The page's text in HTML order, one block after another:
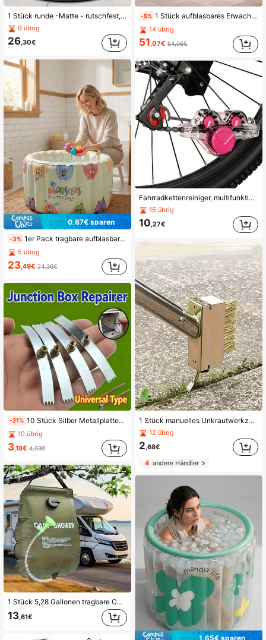
1 Stück runde -Matte - rutschfest, wasserdichter Boden, wiederverwendbar und waschbar, Outdoor-Pool-Schutzmatte, geeignet für oberirdische Pools, -Zubehör, Abdeckung für oberirdische Schwimmbäder
9 übrig
26,30€
0,87€ sparen
-3% 1er Pack tragbare aufblasbare Badewanne für Erwachsene mit Fußpumpe einfach aufzublasen und zu entleeren, perfekt für Heim-Spas, heiße/kalte Bäder, faltbar für einfache Aufbewahrung perfektes Geschenk; Badezimmer-Essential.
5 übrig
23,49€ 24,36€
-21% 10 Stück Silber Metallplatten für Elektroverteilerkasten Reparatur, mit Schrauben und Installationswerkzeug, geeignet für 86 Typ Schalter und Steckdosenkasten
10 übrig
3,18€ 4,03€
1 Stück 5,28 Gallonen tragbare Camping-Duschbeutel - robuste Outdoor-Dusche mit verstellbarem Schlauch, leicht und einfach zu verstauen, perfekt für Camping, Strand, Wohnmobil und Garten, genießen Sie Duschen jederzeit, Camping-Dusche | verstellbare Schlauchdusche | robustes PVC-Material, Camping-Duschbeutel
13,61€
-5% 1 Stück aufblasbares Erwachsenen-Badezuber mit Fußpumpe - einfach aufzublasen und zu entleeren, geeignet für Zuhause-Spa, Warm-/Kaltbad, faltbar für die Aufbewahrung - perfektes Geschenk
14 übrig
51,07€ 54,06€
Fahrradkettenreiniger, multifunktionales Werkzeug, speziell für die Kettenpflege entwickelt, geeignet für Mountainbikes und Rennräder, inklusive Reinigungsbürste, anwendbar auf den Antrieb (transparente Farbe), tragbares Fahrradreinigungszubehör
15 übrig
10,27€
1 Stück manuelles Unkrautwerkzeug, Langgriff-Fugen-Unkrautwerkzeug, Haushalts-Garten-Stahldrahtbürste, Garten-Rasen-Reinigungs- und Wartungswerkzeug, Multifunktions-Langgriff-Garten-Unkrautbürste, Boden-Moos-Reiniger, Ziegel-Fugen-Unkrautbürste, Fugen-Reinigungs-Unkrautbürste, Haushalts-Langgriff-Moosentferner, praktisches Werkzeug zum Reinigen von Unkraut in Rasen, Garten, Ziegel- und Steinfugen, Langgriff-Stahldrahtbürste, entfernt effektiv Unkraut, Steine und Moos.
12 übrig
2 ,68€
4andere Händler
1,65€ sparen